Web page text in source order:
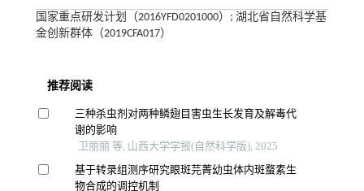
国家重点研发计划（2016YFD0201000）; 湖北省自然科学基
金创新群体（2019CFA017）